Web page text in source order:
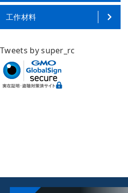
工作材料
Tweets by super_rc